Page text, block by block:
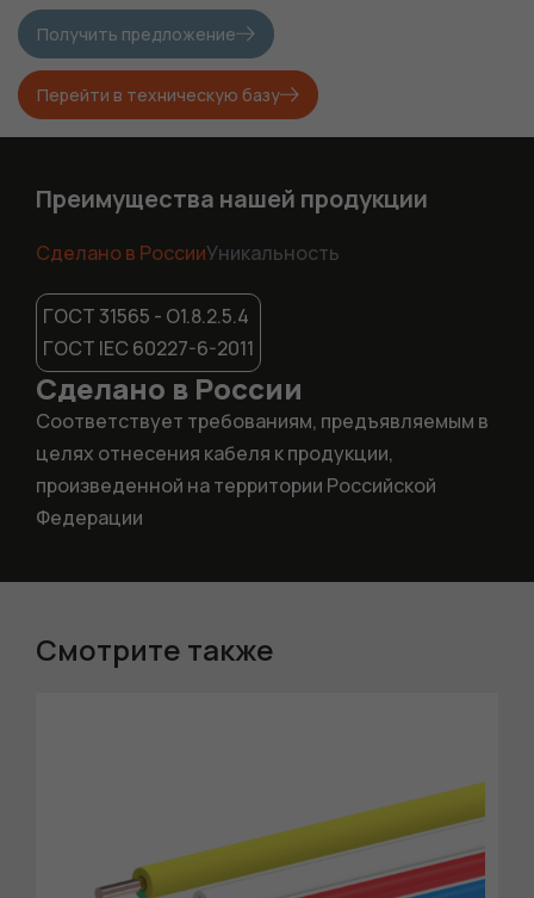
Получить предложение
Перейти в техническую базу
Преимущества нашей продукции
Сделано в РоссииУникальность
ГОСТ 31565 - О1.8.2.5.4
ГОСТ IEC 60227-6-2011
Сделано в России
Соответствует требованиям, предъявляемым в
целях отнесения кабеля к продукции,
произведенной на территории Российской
Федерации
Смотрите также